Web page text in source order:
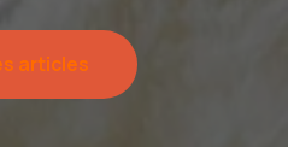
articles